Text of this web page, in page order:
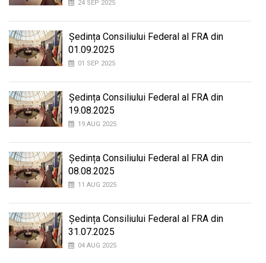
24 SEP 2025
Ședința Consiliului Federal al FRA din
01.09.2025
01 SEP 2025
Ședința Consiliului Federal al FRA din
19.08.2025
19 AUG 2025
Ședința Consiliului Federal al FRA din
08.08.2025
11 AUG 2025
Ședința Consiliului Federal al FRA din
31.07.2025
04 AUG 2025